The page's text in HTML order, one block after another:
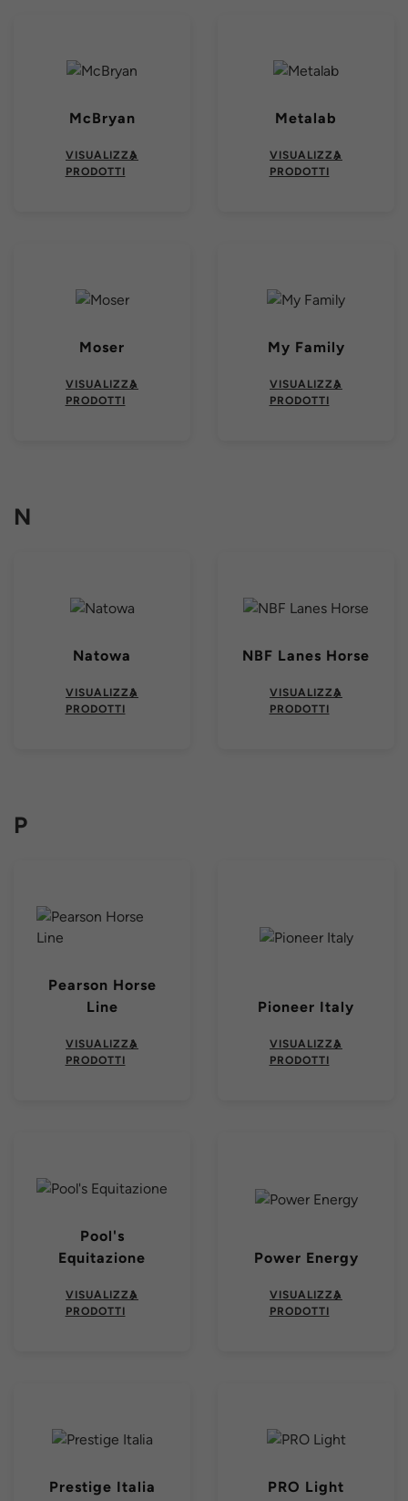
McBryan
VISUALIZZA
PRODOTTI
Metalab
VISUALIZZA
PRODOTTI
Moser
VISUALIZZA
PRODOTTI
My Family
VISUALIZZA
PRODOTTI
N
Natowa
VISUALIZZA
PRODOTTI
NBF Lanes Horse
VISUALIZZA
PRODOTTI
P
Pearson Horse
Line
VISUALIZZA
PRODOTTI
Pioneer Italy
VISUALIZZA
PRODOTTI
Pool's
Equitazione
VISUALIZZA
PRODOTTI
Power Energy
VISUALIZZA
PRODOTTI
Prestige Italia PRO Light